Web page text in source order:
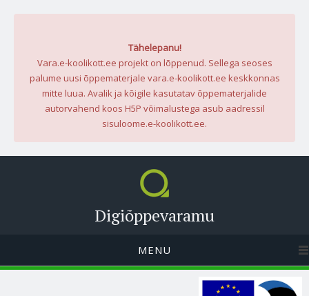
Tähelepanu!
Vara.e-koolikott.ee projekt on lõppenud. Sellega seoses
palume uusi õppematerjale vara.e-koolikott.ee keskkonnas
mitte luua. Avalik ja kõigile kasutatav õppematerjalide
autorvahend koos H5P võimalustega asub aadressil
sisuloome.e-koolikott.ee.
Digiõppevaramu
MENU